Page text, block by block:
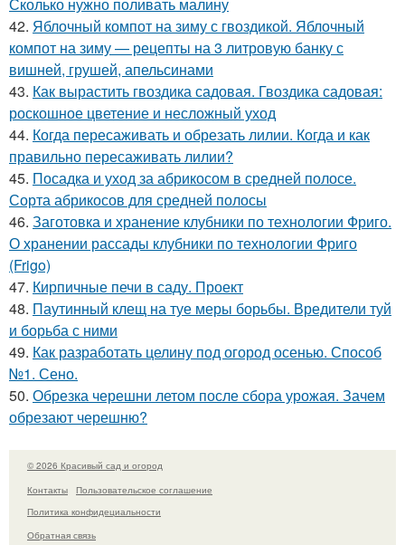
Сколько нужно поливать малину
42. Яблочный компот на зиму с гвоздикой. Яблочный
компот на зиму — рецепты на 3 литровую банку с
вишней, грушей, апельсинами
43. Как вырастить гвоздика садовая. Гвоздика садовая:
роскошное цветение и несложный уход
44. Когда пересаживать и обрезать лилии. Когда и как
правильно пересаживать лилии?
45. Посадка и уход за абрикосом в средней полосе.
Сорта абрикосов для средней полосы
46. Заготовка и хранение клубники по технологии Фриго.
О хранении рассады клубники по технологии Фриго
(Frigo)
47. Кирпичные печи в саду. Проект
48. Паутинный клещ на туе меры борьбы. Вредители туй
и борьба с ними
49. Как разработать целину под огород осенью. Способ
№1. Сено.
50. Обрезка черешни летом после сбора урожая. Зачем
обрезают черешню?
© 2026 Красивый сад и огород
Контакты
Пользовательское соглашение
Политика конфидециальности
Обратная связь